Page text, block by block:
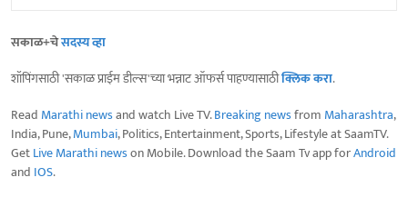
सकाळ+चेसदस्य व्हा
शॉपिंगसाठी 'सकाळ प्राईम डील्स'च्या भन्नाट ऑफर्स पाहण्यासाठीक्लिक करा.
Read Marathi newsand watch Live TV.Breaking newsfrom Maharashtra,
India, Pune,Mumbai, Politics, Entertainment, Sports, Lifestyle at SaamTV.
GetLive Marathi newson Mobile. Download the Saam Tv app forAndroid
and IOS.